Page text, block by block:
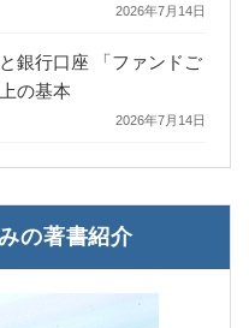
2026年7月14日
銀行口座 「ファンドご
の基本
2026年7月14日
の著書紹介